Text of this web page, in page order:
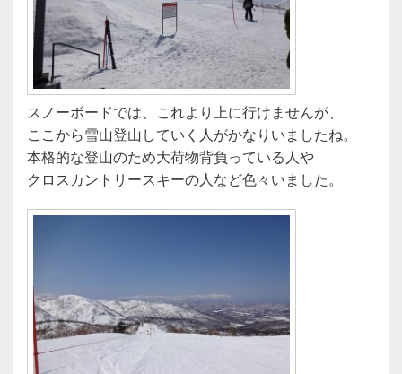
スノーボードでは、これより上に行けませんが、
ここから雪山登山していく人がかなりいましたね。
本格的な登山のため大荷物背負っている人や
クロスカントリースキーの人など色々いました。